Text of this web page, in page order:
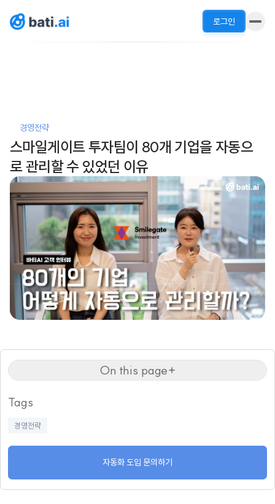
로그인
경영전략
스마일게이트 투자팀이 80개 기업을 자동으
로 관리할 수 있었던 이유
On this page
Tags
경영전략
자동화 도입 문의하기